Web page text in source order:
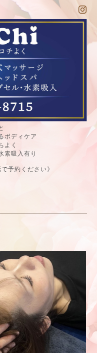
ボディケア
よく
素吸入有り
予約ください》